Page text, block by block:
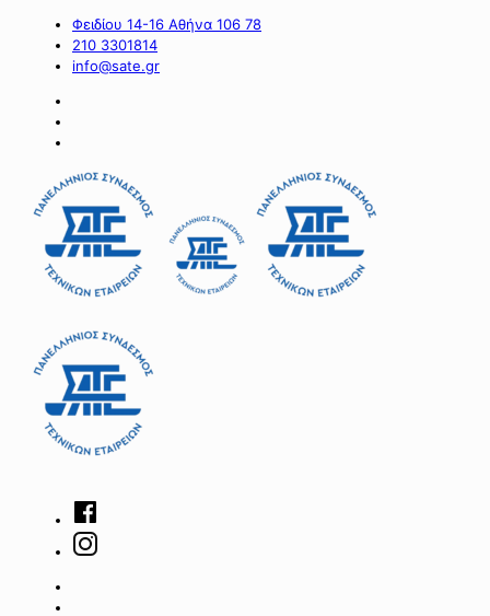
Φειδίου 14-16 Αθήνα 106 78
210 3301814
info@sate.gr